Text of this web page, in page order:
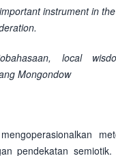
instrument in
local
Mongondow
pendekatan